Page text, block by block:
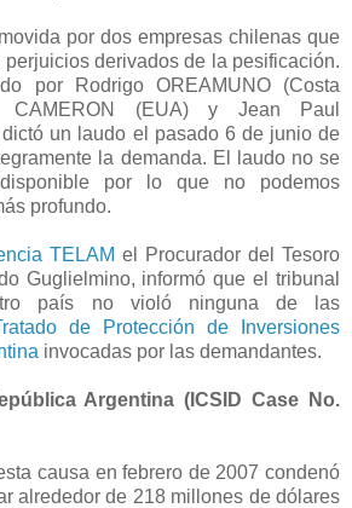
por dos empresas chilenas que
derivados de la pesificación.
por Rodrigo OREAMUNO (Costa
(EUA) y Jean Paul
un laudo el pasado 6 de junio de
la demanda. El laudo no se
por lo que no podemos
profundo.
TELAM el Procurador del Tesoro
Guglielmino, informó que el tribunal
país no violó ninguna de las
de Protección de Inversiones
invocadas por las demandantes.
Argentina (ICSID Case No.
causa en febrero de 2007 condenó
alrededor de 218 millones de dólares